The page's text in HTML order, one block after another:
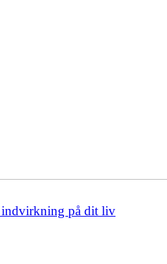
indvirkning på dit liv